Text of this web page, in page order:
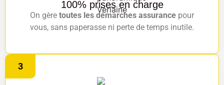
100% prises en charge
On gère toutes les démarches assurance pour
vous, sans paperasse ni perte de temps inutile.
3